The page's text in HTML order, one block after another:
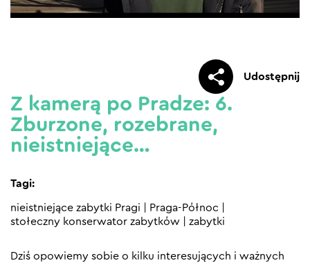
Udostępnij
Z kamerą po Pradze: 6.
Zburzone, rozebrane,
nieistniejące…
Tagi:
nieistniejące zabytki Pragi Praga-Północ
stołeczny konserwator zabytków
zabytki
Dziś opowiemy sobie o kilku interesujących i ważnych